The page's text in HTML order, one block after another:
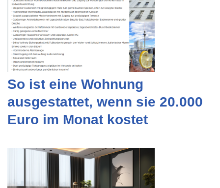
So ist eine Wohnung
ausgestattet, wenn sie 20.000
Euro im Monat kostet